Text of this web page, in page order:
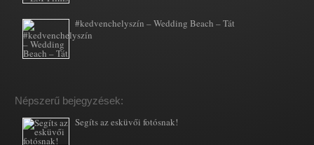
#kedvenchelyszín – Wedding Beach – Tát
Népszerű bejegyzések:
Segíts az esküvői fotósnak!